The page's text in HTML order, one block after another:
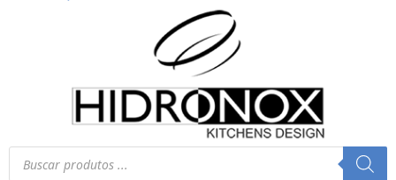
Pesquisar
produtos